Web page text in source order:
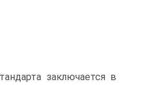
заключается в